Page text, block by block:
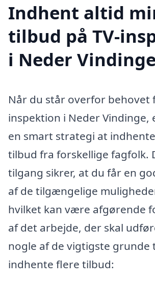
Indhent altid
tilbud på TV-
i Neder Vindinge
Når du står overfor behovet
inspektion i Neder Vindinge,
en smart strategi at
tilbud fra forskellige fagfolk.
tilgang sikrer, at du får en
af de tilgængelige
hvilket kan være afgørende
af det arbejde, der skal
nogle af de vigtigste grunde
indhente flere tilbud: